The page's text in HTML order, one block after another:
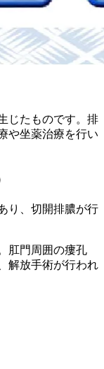
じたものです。排
や坐薬治療を行い
り、切開排膿が行
肛門周囲の瘻孔
解放手術が行われ